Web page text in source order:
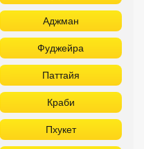
Аджман
Фуджейра
Паттайя
Краби
Пхукет